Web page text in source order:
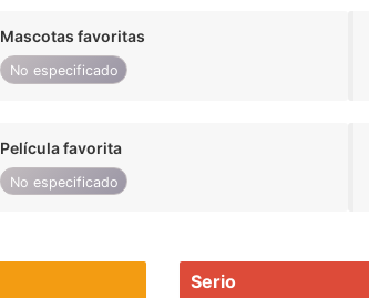
Mascotas favoritas
No especificado
Película favorita
No especificado
Serio